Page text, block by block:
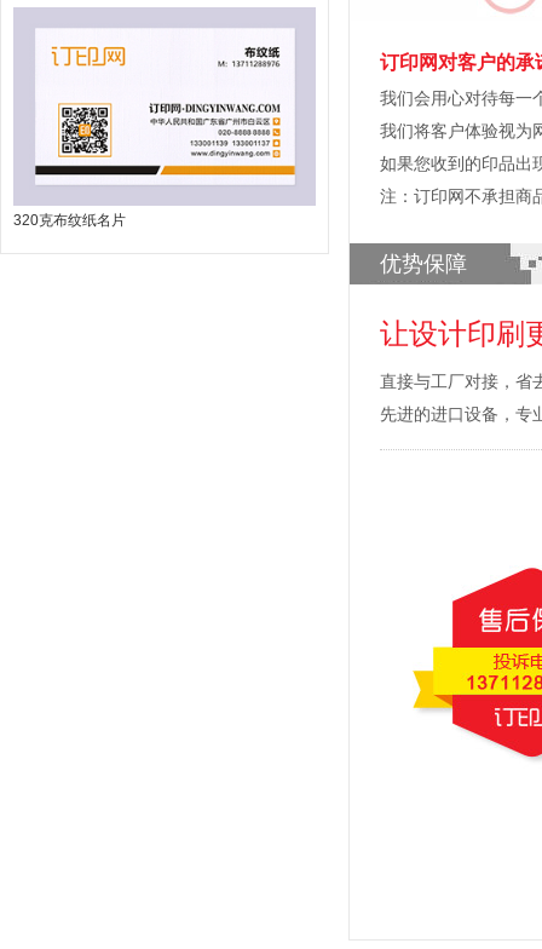
320克布纹纸名片
订印网对客户的承
我们会用心对待每一
我们将客户体验视为
如果您收到的印品出
注：订印网不承担商
优势保障
让设计印刷
直接与工厂对接，省
先进的进口设备，专